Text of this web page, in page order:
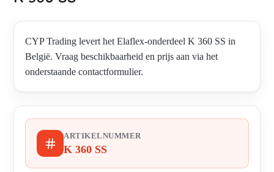
CYP Trading levert het Elaflex-onderdeel K 360 SS in
België. Vraag beschikbaarheid en prijs aan via het
onderstaande contactformulier.
ARTIKELNUMMER
K 360 SS